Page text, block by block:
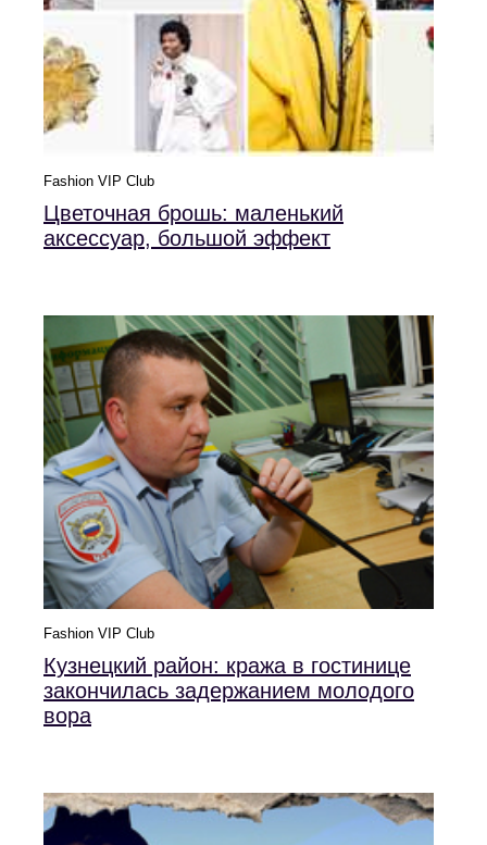
Fashion VIP Club
Цветочная брошь: маленький
аксессуар, большой эффект
Fashion VIP Club
Кузнецкий район: кража в гостинице
закончилась задержанием молодого
вора